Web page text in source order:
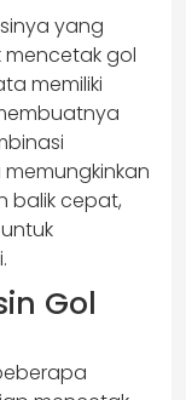
yang
mencetak gol
memiliki
balik cepat,
Gol